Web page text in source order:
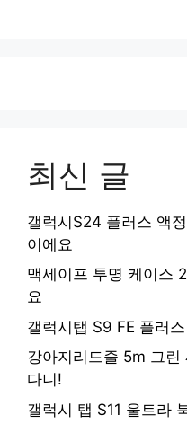
최신 글
갤럭시S24 플러스 액
이에요
맥세이프 투명 케이스
요
갤럭시탭 S9 FE 플러
강아지리드줄 5m 그
다니!
갤럭시 탭 S11 울트라